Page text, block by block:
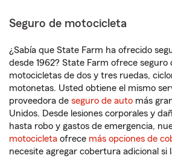
Seguro de motocicleta
¿Sabía que State Farm ha ofrecido
desde 1962? State Farm ofrece
motocicletas de dos y tres ruedas,
motonetas. Usted obtiene el mismo
proveedora de seguro de auto más
Unidos. Desde lesiones corporales y
hasta robo y gastos de emergencia,
motocicleta ofrece más opciones de
necesite agregar cobertura adicional si